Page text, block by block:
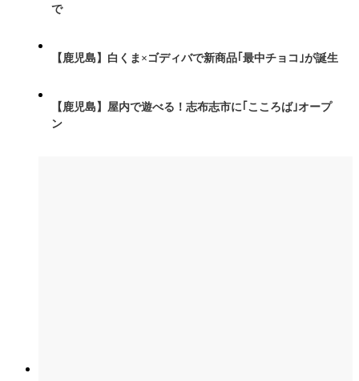
で
【鹿児島】白くま×ゴディバで新商品｢最中チョコ｣が誕生
【鹿児島】屋内で遊べる！志布志市に｢こころば｣オープ
ン